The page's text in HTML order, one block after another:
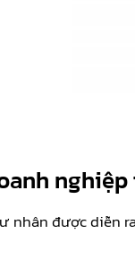
nhân được diễn